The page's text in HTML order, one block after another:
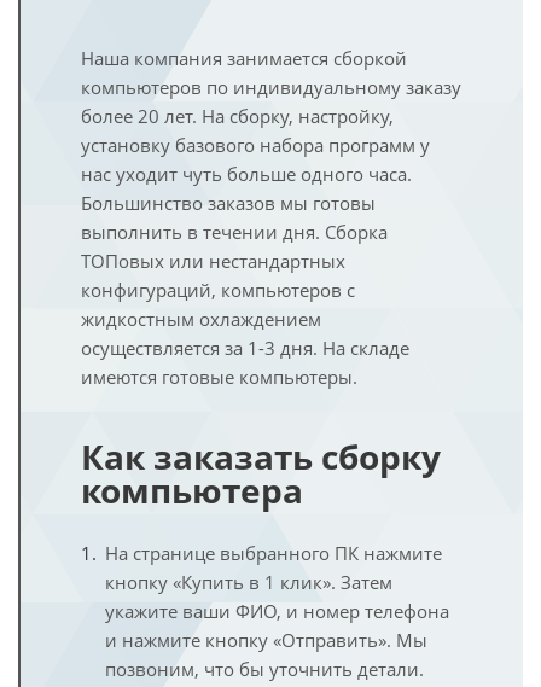
Наша компания занимается сборкой
компьютеров по индивидуальному заказу
более 20 лет. На сборку, настройку,
установку базового набора программ у
нас уходит чуть больше одного часа.
Большинство заказов мы готовы
выполнить в течении дня. Сборка
ТОПовых или нестандартных
конфигураций, компьютеров с
жидкостным охлаждением
осуществляется за 1-3 дня. На складе
имеются готовые компьютеры.
Как заказать сборку
компьютера
На странице выбранного ПК нажмите
кнопку «Купить в 1 клик». Затем
укажите ваши ФИО, и номер телефона
и нажмите кнопку «Отправить». Мы
позвоним, что бы уточнить детали.